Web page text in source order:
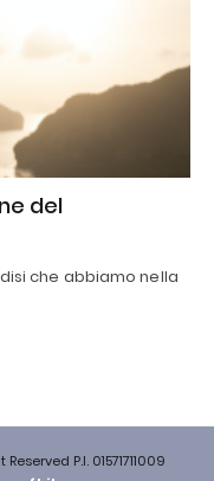
del
che abbiamo nella
P.I. 01571711009